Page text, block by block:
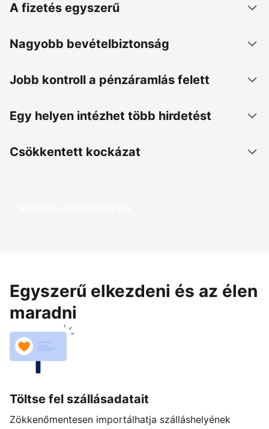
A fizetés egyszerű
Nagyobb bevételbiztonság
Jobb kontroll a pénzáramlás felett
Egy helyen intézhet több hirdetést
Csökkentett kockázat
Keressen többet már ma
Egyszerű elkezdeni és az élen
maradni
Töltse fel szállásadatait
Zökkenőmentesen importálhatja szálláshelyének